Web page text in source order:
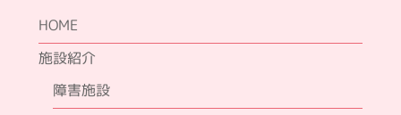
HOME
施設紹介
障害施設